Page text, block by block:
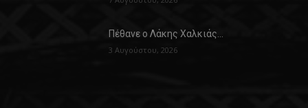
Πέθανε ο Λάκης Χαλκιάς…
3 Αυγούστου, 2026